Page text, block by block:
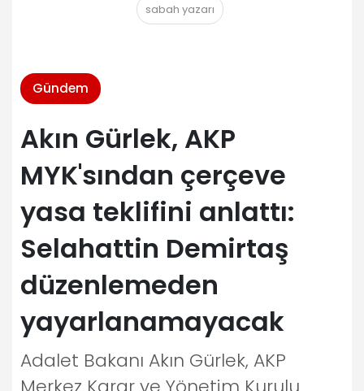
sabah yazarı
Gündem
Akın Gürlek, AKP
MYK'sından çerçeve
yasa teklifini anlattı:
Selahattin Demirtaş
düzenlemeden
yayarlanamayacak
Adalet Bakanı Akın Gürlek, AKP